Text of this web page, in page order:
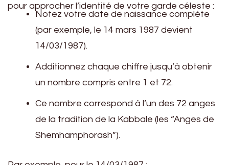
pour approcher l’identité de votre garde céleste :
Notez votre date de naissance complète
(par exemple, le 14 mars 1987 devient
14/03/1987).
Additionnez chaque chiffre jusqu’à obtenir
un nombre compris entre 1 et 72.
Ce nombre correspond à l’un des 72 anges
de la tradition de la Kabbale (les “Anges de
Shemhamphorash”).